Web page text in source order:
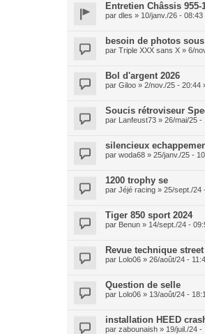
Entretien Châssis 955-
par dles » 10/janv./26 - 08:43
besoin de photos
par Triple XXX sans X » 6/
Bol d'argent 2026
par Giloo » 2/nov./25 - 20:44
Soucis rétroviseur
par Lanfeust73 » 26/mai/25 -
silencieux
par woda68 » 25/janv./25 -
1200 trophy se
par Jéjé racing » 25/sept./24
Tiger 850 sport 2024
par Benun » 14/sept./24 -
Revue technique street
par Lolo06 » 26/août/24 -
Question de selle
par Lolo06 » 13/août/24 -
installation HEED
par zabounaish » 19/juil./24 -